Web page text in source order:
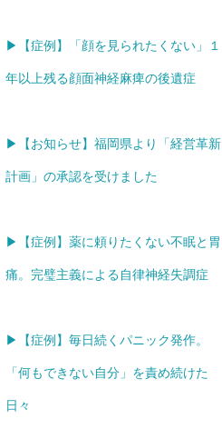
▶【症例】「顔を見られたくない」１
年以上残る顔面神経麻痺の後遺症
▶【お知らせ】福岡県より「経営革新
計画」の承認を受けました
▶【症例】薬に頼りたくない不眠と胃
痛。完璧主義による自律神経失調症
▶【症例】毎日続くパニック発作。
「何もできない自分」を責め続けた
日々